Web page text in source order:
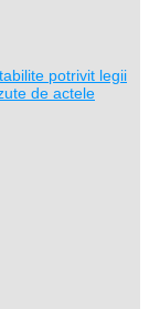
potrivit legii
de actele